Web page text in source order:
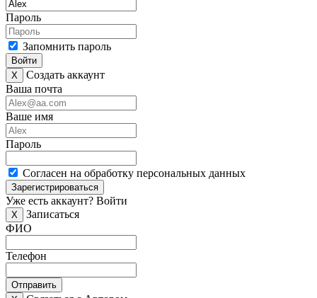
Пароль
Запомнить пароль
Войти
X
Создать аккаунт
Ваша почта
Ваше имя
Пароль
Согласен на обработку персональных данных
Зарегистрироваться
Уже есть аккаунт? Войти
X
Записаться
ФИО
Телефон
Отправить